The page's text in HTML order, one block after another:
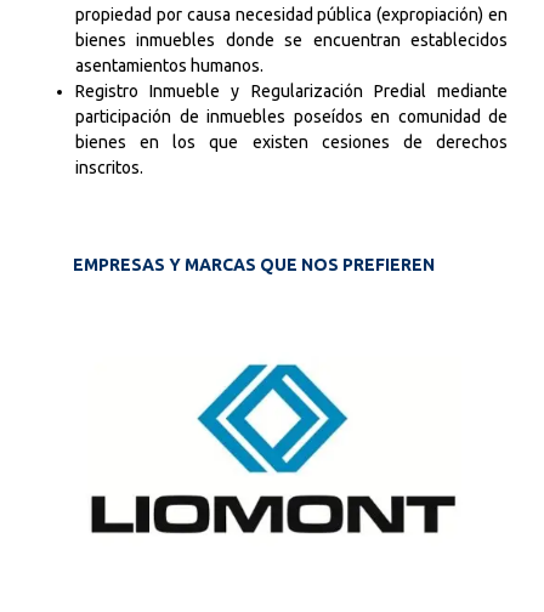
propiedad por causa necesidad pública (expropiación) en
bienes inmuebles donde se encuentran establecidos
asentamientos humanos.
Registro Inmueble y Regularización Predial mediante
participación de inmuebles poseídos en comunidad de
bienes en los que existen cesiones de derechos
inscritos.
EMPRESAS Y MARCAS QUE NOS PREFIEREN